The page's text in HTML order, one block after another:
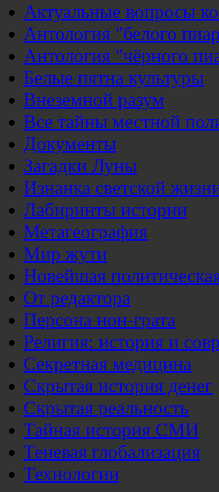
Актуальные вопросы
Антология "белого
Антология "чёрного
Белые пятна культуры
Внеземной разум
Все тайны местной
Документы
Загадки Луны
Изнанка светской
Лабиринты истории
Метагеография
Мир жути
Новейшая
От редактора
Персона нон-грата
Религия: история и
Секретная медицина
Скрытая история денег
Скрытая реальность
Тайная история СМИ
Теневая глобализация
Технологии